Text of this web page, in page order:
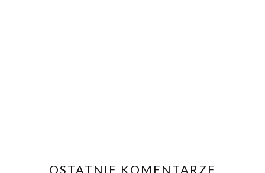
OSTATNIE KOMENTARZE